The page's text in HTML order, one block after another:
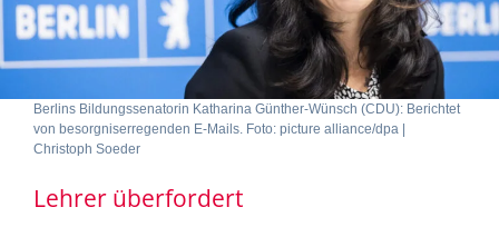
Berlins Bildungssenatorin Katharina Günther-Wünsch (CDU): Berichtet
von besorgniserregenden E-Mails. Foto: picture alliance/dpa |
Christoph Soeder
Lehrer überfordert